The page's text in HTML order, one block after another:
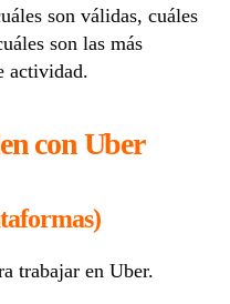
son válidas, cuáles
son las más
actividad.
con Uber
trabajar en Uber.